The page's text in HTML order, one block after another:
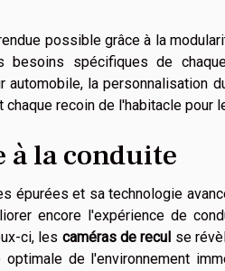
possible grâce à la
besoins spécifiques de
automobile, la personnalisation
recoin de l'habitacle pour
à la conduite
épurées et sa technologie
encore l'expérience de
ci, les caméras de recul se
de l'environnement